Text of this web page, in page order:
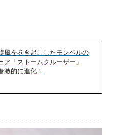
風を巻き起こしたモンベルの
ア「ストームクルーザー」
激的に進化！